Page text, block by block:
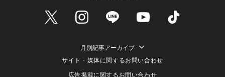
月別記事アーカイブ
サイト・媒体に関するお問い合わせ
広告掲載に関するお問い合わせ